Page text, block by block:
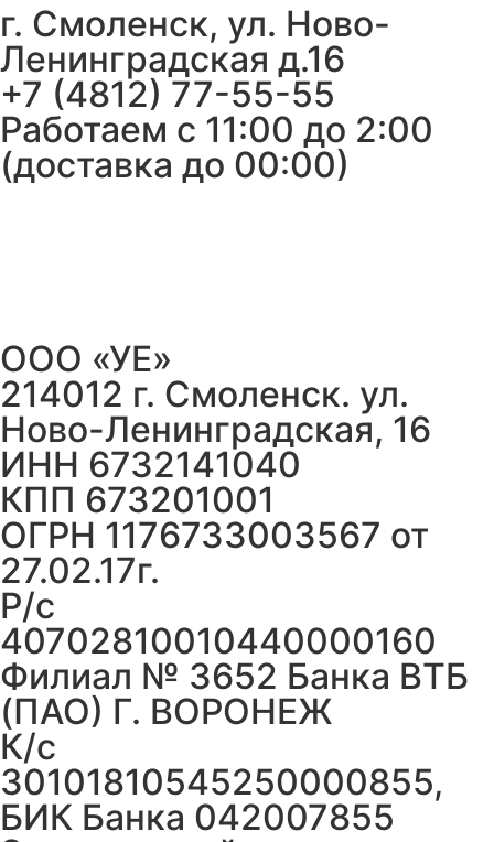
г. Смоленск, ул. Ново-
Ленинградская д.16
+7 (4812) 77-55-55
Работаем с 11:00 до 2:00
(доставка до 00:00)
ООО «УЕ»
214012 г. Смоленск. ул.
Ново-Ленинградская, 16
ИНН 6732141040
КПП 673201001
ОГРН 1176733003567 от
27.02.17г.
Р/с
40702810010440000160
Филиал № 3652 Банка ВТБ
(ПАО) Г. ВОРОНЕЖ
К/с
30101810545250000855,
БИК Банка 042007855